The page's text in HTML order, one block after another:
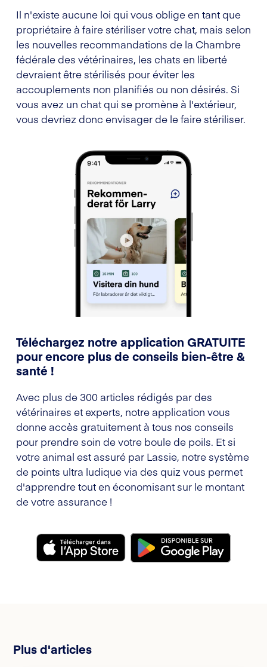
Il n'existe aucune loi qui vous oblige en tant que
propriétaire à faire stériliser votre chat, mais selon
les nouvelles recommandations de la Chambre
fédérale des vétérinaires, les chats en liberté
devraient être stérilisés pour éviter les
accouplements non planifiés ou non désirés. Si
vous avez un chat qui se promène à l'extérieur,
vous devriez donc envisager de le faire stériliser.
Téléchargez notre application GRATUITE
pour encore plus de conseils bien-être &
santé !
Avec plus de 300 articles rédigés par des
vétérinaires et experts, notre application vous
donne accès gratuitement à tous nos conseils
pour prendre soin de votre boule de poils. Et si
votre animal est assuré par Lassie, notre système
de points ultra ludique via des quiz vous permet
d'apprendre tout en économisant sur le montant
de votre assurance !
Plus d'articles